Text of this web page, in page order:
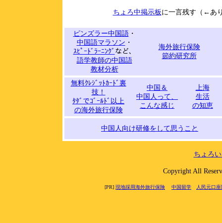
ちょろ中掲示板 に一言残す（←あ
ピンズラー中国語・
中国語マラソン ・
ｽﾋﾟｰﾄﾞﾗｰﾆﾝｸﾞ など、
語学教師の中国語
教材分析
海外旅行保険
節約研究所
無料ｸﾚｼﾞｯﾄｶｰﾄﾞ裏
技！
ﾀﾀﾞでｺﾞｰﾙﾄﾞ以上
の海外旅行保険
中国＆
中国人って、
こんな感じ
上海
生活
の知恵
中国人向け研修をして思うこと
ちょろ
Copyright All
[PR] 現地採用海外旅行保険 中国留学 人民元口